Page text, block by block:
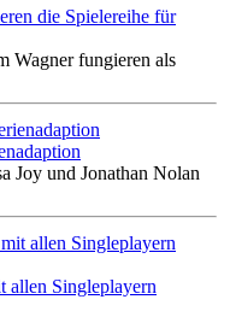
die Spielereihe für
Wagner fungieren als
Joy und Jonathan Nolan
allen Singleplayern